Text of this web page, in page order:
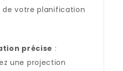
de votre planification
précise :
une projection